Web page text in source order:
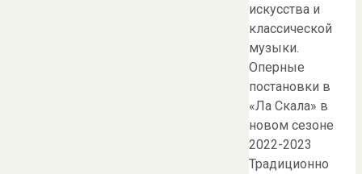
искусства и
классической
музыки.
Оперные
постановки в
«Ла Скала» в
новом сезоне
2022-2023
Традиционно